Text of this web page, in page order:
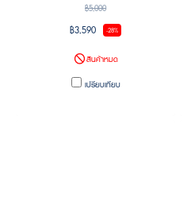
฿5,000
฿3,590 -28%
สินค้าหมด
เปรียบเทียบ